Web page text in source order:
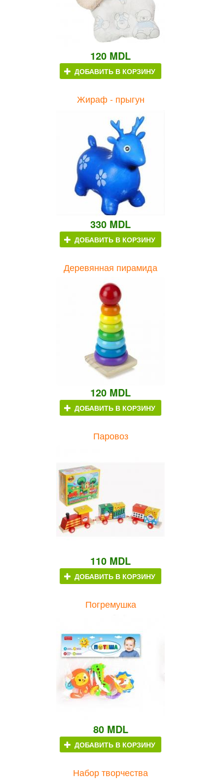
120 MDL
ДОБАВИТЬ В КОРЗИНУ
Жираф - прыгун
330 MDL
ДОБАВИТЬ В КОРЗИНУ
Деревянная пирамида
120 MDL
ДОБАВИТЬ В КОРЗИНУ
Паровоз
110 MDL
ДОБАВИТЬ В КОРЗИНУ
Погремушка
80 MDL
ДОБАВИТЬ В КОРЗИНУ
Набор творчества